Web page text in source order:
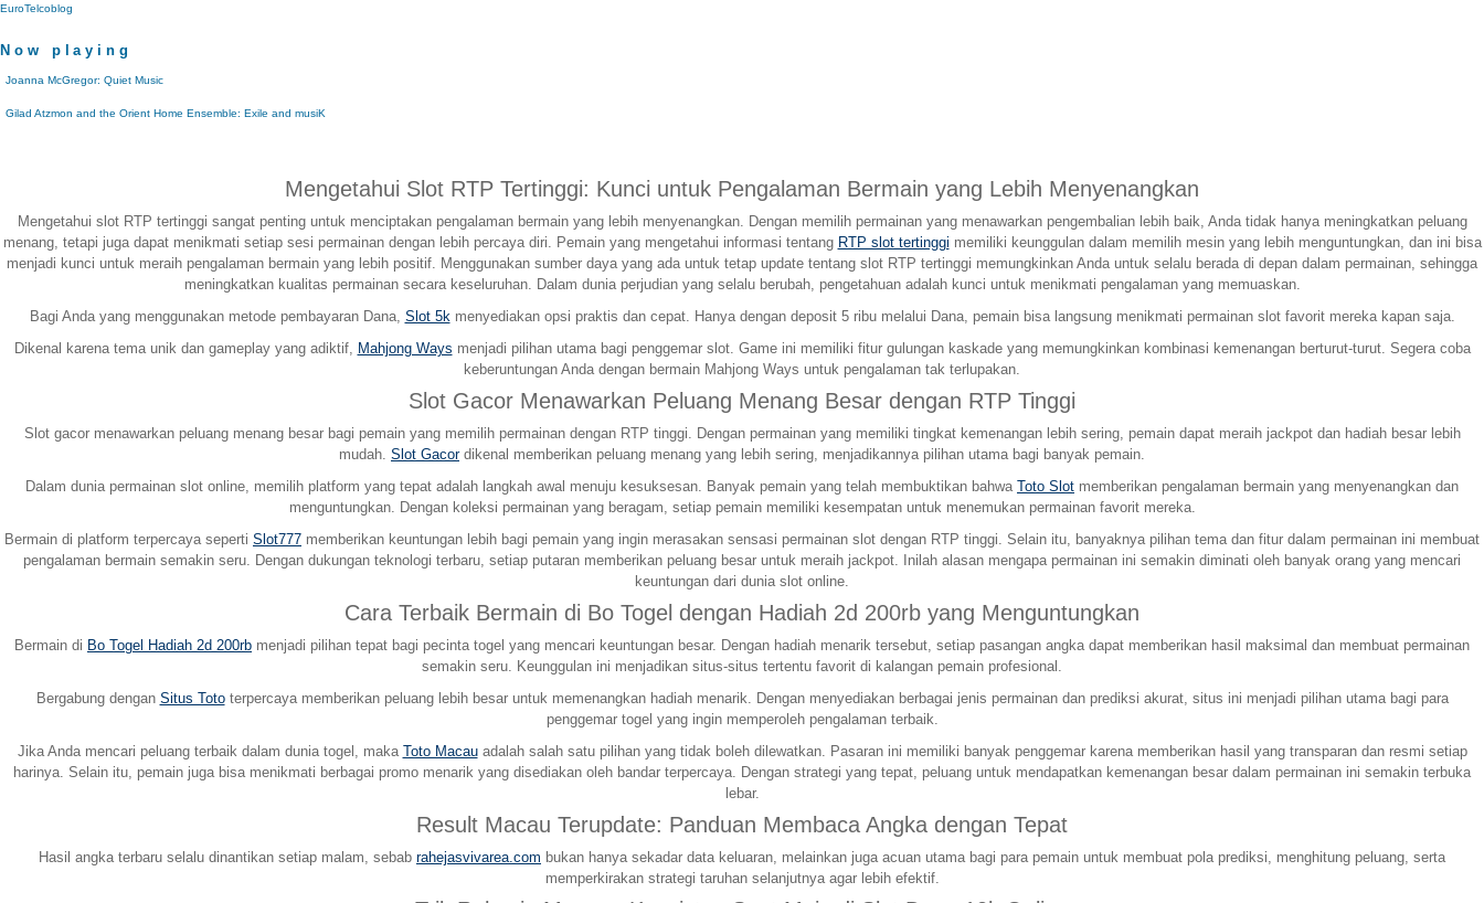
EuroTelcoblog
Now playing
Joanna McGregor: Quiet Music
Gilad Atzmon and the Orient Home Ensemble: Exile and musiK
Mengetahui Slot RTP Tertinggi: Kunci untuk Pengalaman Bermain yang Lebih Menyenangkan
Mengetahui slot RTP tertinggi sangat penting untuk menciptakan pengalaman bermain yang lebih menyenangkan. Dengan memilih permainan yang menawarkan pengembalian lebih baik, Anda tidak hanya meningkatkan peluang
menang, tetapi juga dapat menikmati setiap sesi permainan dengan lebih percaya diri. Pemain yang mengetahui informasi tentang RTP slot tertinggi memiliki keunggulan dalam memilih mesin yang lebih menguntungkan, dan ini bisa
menjadi kunci untuk meraih pengalaman bermain yang lebih positif. Menggunakan sumber daya yang ada untuk tetap update tentang slot RTP tertinggi memungkinkan Anda untuk selalu berada di depan dalam permainan, sehingga
meningkatkan kualitas permainan secara keseluruhan. Dalam dunia perjudian yang selalu berubah, pengetahuan adalah kunci untuk menikmati pengalaman yang memuaskan.
Bagi Anda yang menggunakan metode pembayaran Dana, Slot 5kmenyediakan opsi praktis dan cepat. Hanya dengan deposit 5 ribu melalui Dana, pemain bisa langsung menikmati permainan slot favorit mereka kapan saja.
Dikenal karena tema unik dan gameplay yang adiktif, Mahjong Ways menjadi pilihan utama bagi penggemar slot. Game ini memiliki fitur gulungan kaskade yang memungkinkan kombinasi kemenangan berturut-turut. Segera coba
keberuntungan Anda dengan bermain Mahjong Ways untuk pengalaman tak terlupakan.
Slot Gacor Menawarkan Peluang Menang Besar dengan RTP Tinggi
Slot gacor menawarkan peluang menang besar bagi pemain yang memilih permainan dengan RTP tinggi. Dengan permainan yang memiliki tingkat kemenangan lebih sering, pemain dapat meraih jackpot dan hadiah besar lebih
mudah. Slot Gacordikenal memberikan peluang menang yang lebih sering, menjadikannya pilihan utama bagi banyak pemain.
Dalam dunia permainan slot online, memilih platform yang tepat adalah langkah awal menuju kesuksesan. Banyak pemain yang telah membuktikan bahwa Toto Slot memberikan pengalaman bermain yang menyenangkan dan
menguntungkan. Dengan koleksi permainan yang beragam, setiap pemain memiliki kesempatan untuk menemukan permainan favorit mereka.
Bermain di platform terpercaya seperti Slot777 memberikan keuntungan lebih bagi pemain yang ingin merasakan sensasi permainan slot dengan RTP tinggi. Selain itu, banyaknya pilihan tema dan fitur dalam permainan ini membuat
pengalaman bermain semakin seru. Dengan dukungan teknologi terbaru, setiap putaran memberikan peluang besar untuk meraih jackpot. Inilah alasan mengapa permainan ini semakin diminati oleh banyak orang yang mencari
keuntungan dari dunia slot online.
Cara Terbaik Bermain di Bo Togel dengan Hadiah 2d 200rb yang Menguntungkan
Bermain di Bo Togel Hadiah 2d 200rb menjadi pilihan tepat bagi pecinta togel yang mencari keuntungan besar. Dengan hadiah menarik tersebut, setiap pasangan angka dapat memberikan hasil maksimal dan membuat permainan
semakin seru. Keunggulan ini menjadikan situs-situs tertentu favorit di kalangan pemain profesional.
Bergabung dengan Situs Tototerpercaya memberikan peluang lebih besar untuk memenangkan hadiah menarik. Dengan menyediakan berbagai jenis permainan dan prediksi akurat, situs ini menjadi pilihan utama bagi para
penggemar togel yang ingin memperoleh pengalaman terbaik.
Jika Anda mencari peluang terbaik dalam dunia togel, maka Toto Macauadalah salah satu pilihan yang tidak boleh dilewatkan. Pasaran ini memiliki banyak penggemar karena memberikan hasil yang transparan dan resmi setiap
harinya. Selain itu, pemain juga bisa menikmati berbagai promo menarik yang disediakan oleh bandar terpercaya. Dengan strategi yang tepat, peluang untuk mendapatkan kemenangan besar dalam permainan ini semakin terbuka
lebar.
Result Macau Terupdate: Panduan Membaca Angka dengan Tepat
Hasil angka terbaru selalu dinantikan setiap malam, sebab rahejasvivarea.com bukan hanya sekadar data keluaran, melainkan juga acuan utama bagi para pemain untuk membuat pola prediksi, menghitung peluang, serta
memperkirakan strategi taruhan selanjutnya agar lebih efektif.